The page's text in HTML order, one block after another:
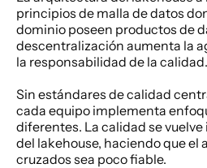
principios de malla de datos
dominio poseen productos de
descentralización aumenta la
la responsabilidad de la calidad.
Sin estándares de calidad
cada equipo implementa
diferentes. La calidad se
del lakehouse, haciendo que el
cruzados sea poco fiable.